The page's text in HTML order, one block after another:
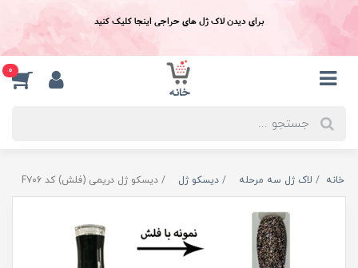
برای دیدن لاک ژل های حراجی اینجا کلیک کنید
0
خانه لاک ژل سه مرحله دیسکو ژل دیسکو ژل دریمی (فلش) کد F۷۰۶